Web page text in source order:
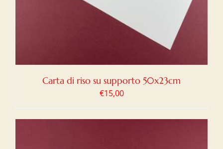
Carta di riso su supporto 50x23cm
€15,00